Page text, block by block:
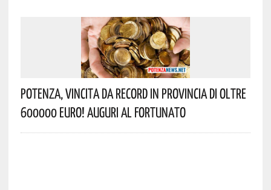
Potenza, Vincita Da Record In Provincia Di Oltre
600000 Euro! Auguri Al Fortunato